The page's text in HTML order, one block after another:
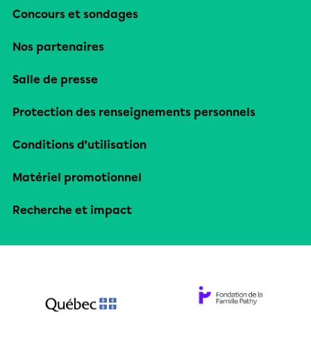
Concours et sondages
Nos partenaires
Salle de presse
Protection des renseignements personnels
Conditions d’utilisation
Matériel promotionnel
Recherche et impact